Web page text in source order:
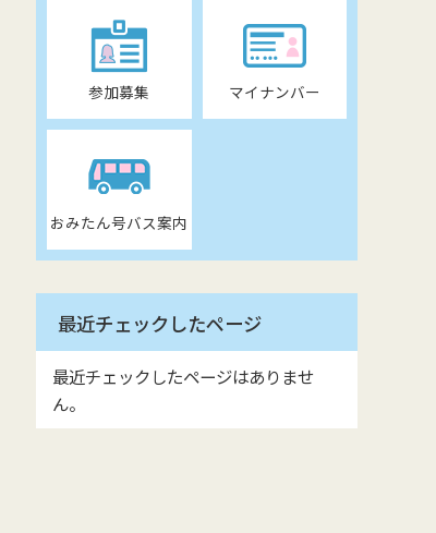
参加募集 マイナンバー
おみたん号バス案内
最近チェックしたページ
最近チェックしたページはありませ
ん。